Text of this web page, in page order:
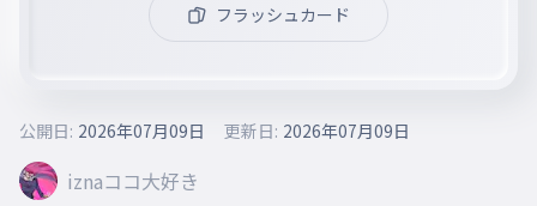
フラッシュカード
iznaココ大好き
公開日: 2026年07月09日 更新日: 2026年07月09日